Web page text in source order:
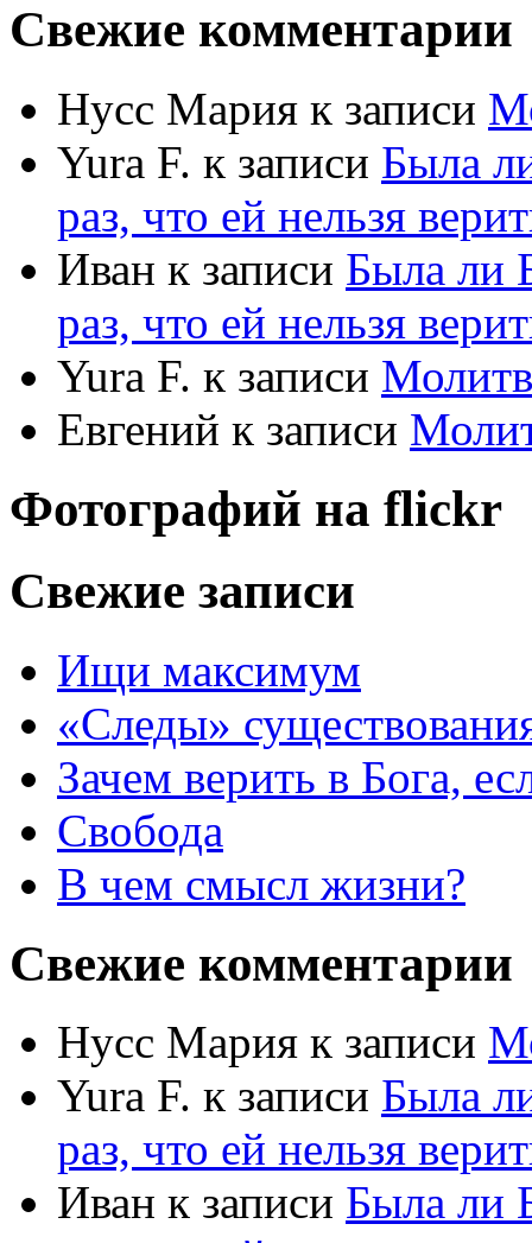
Свежие комментарии
Нусс Мария к записи
Yura F. к записи Была
раз, что ей нельзя
Иван к записи Была ли
раз, что ей нельзя
Yura F. к записи
Евгений к записи
Фотографий на flickr
Свежие записи
Ищи максимум
«Следы»
Зачем верить в Бога,
Свобода
В чем смысл жизни?
Свежие комментарии
Нусс Мария к записи
Yura F. к записи Была
раз, что ей нельзя
Иван к записи Была ли